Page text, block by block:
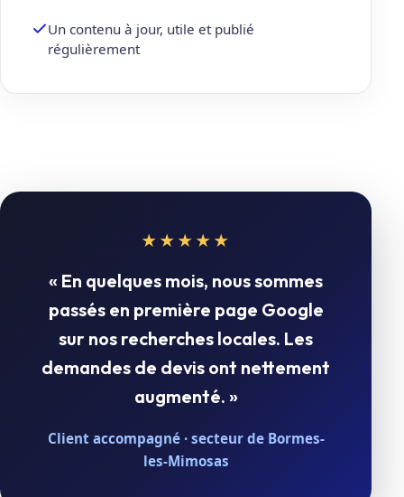
Un contenu à jour, utile et publié
régulièrement
★★★★★
« En quelques mois, nous sommes
passés en première page Google
sur nos recherches locales. Les
demandes de devis ont nettement
augmenté. »
Client accompagné · secteur de Bormes-
les-Mimosas